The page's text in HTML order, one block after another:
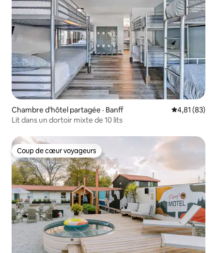
Chambre d'hôtel partagée · Banff Note
4,81 (83)
Lit dans un dortoir mixte de 10 lits
Coup de cœur voyageurs
Coup de cœur voyageurs